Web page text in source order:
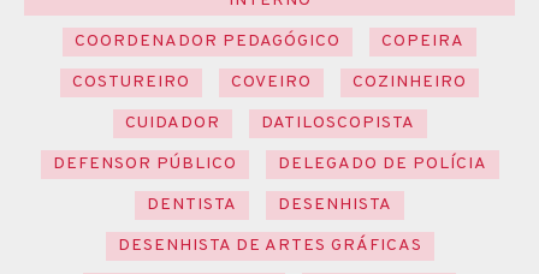
COORDENADOR PEDAGÓGICO
COPEIRA
COSTUREIRO
COVEIRO
COZINHEIRO
CUIDADOR
DATILOSCOPISTA
DEFENSOR PÚBLICO
DELEGADO DE POLÍCIA
DENTISTA
DESENHISTA
DESENHISTA DE ARTES GRÁFICAS